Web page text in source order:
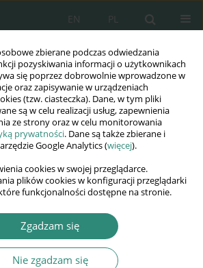
zbierane podczas odwiedzania
pozyskiwania informacji o użytkownikach
się poprzez dobrowolnie wprowadzone w
oraz zapisywanie w urządzeniach
(tzw. ciasteczka). Dane, w tym pliki
są w celu realizacji usług, zapewnienia
ze strony oraz w celu monitorowania
prywatności. Dane są także zbierane i
Google Analytics (więcej).
cookies w swojej przeglądarce.
plików cookies w konfiguracji przeglądarki
funkcjonalności dostępne na stronie.
Zgadzam się
Nie zgadzam się
PL
EN
Stosowanych
Banaczyk